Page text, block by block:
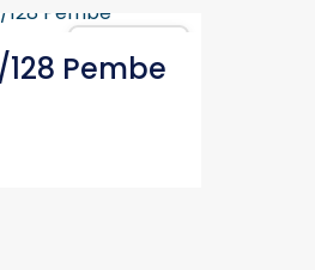
128 Pembe